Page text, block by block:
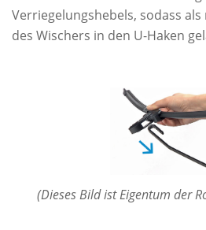
Verriegelungshebels, sodass
des Wischers in den U-Haken
(Dieses Bild ist Eigentum der